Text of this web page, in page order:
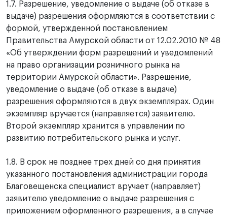
1.7. Разрешение, уведомление о выдаче (об отказе в
выдаче) разрешения оформляются в соответствии с
формой, утвержденной постановлением
Правительства Амурской области от 12.02.2010 № 48
«Об утверждении форм разрешений и уведомлений
на право организации розничного рынка на
территории Амурской области». Разрешение,
уведомление о выдаче (об отказе в выдаче)
разрешения оформляются в двух экземплярах. Один
экземпляр вручается (направляется) заявителю.
Второй экземпляр хранится в управлении по
развитию потребительского рынка и услуг.
1.8. В срок не позднее трех дней со дня принятия
указанного постановления администрации города
Благовещенска специалист вручает (направляет)
заявителю уведомление о выдаче разрешения с
приложением оформленного разрешения, а в случае